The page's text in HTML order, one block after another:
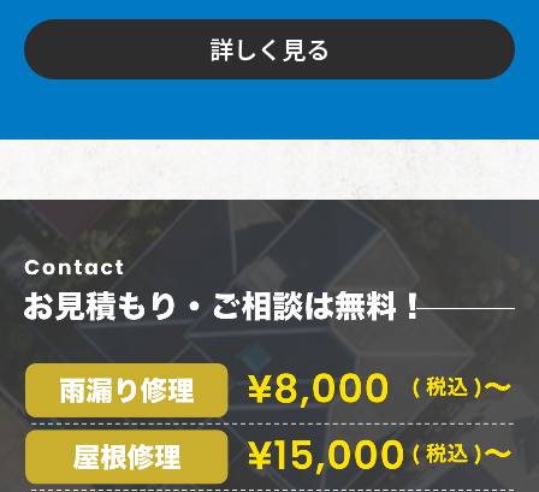
「街の屋根やさん」と火災保険で解決しませ
詳しく見る